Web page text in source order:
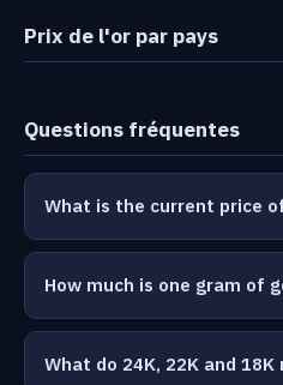
Prix de l'or par pays
Questions fréquentes
What is the current price
How much is one gram of
What do 24K, 22K and 18K